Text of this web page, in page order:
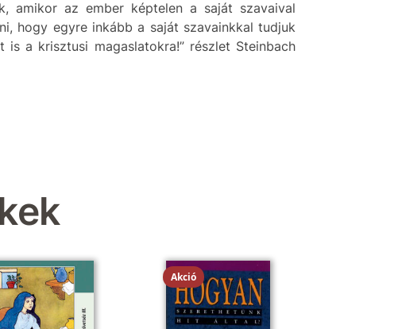
amikor az ember képtelen a saját szavaival
hogy egyre inkább a saját szavainkkal tudjuk
a krisztusi magaslatokra!” részlet Steinbach
Akció